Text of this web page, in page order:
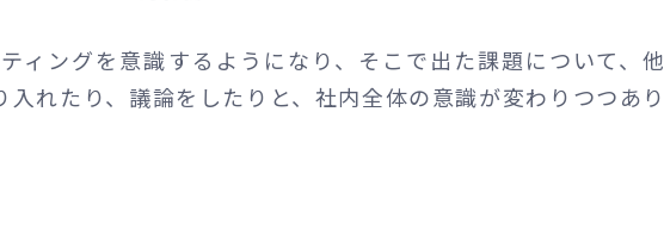
ィングを意識するようになり、そこで出た課題について、他
れたり、議論をしたりと、社内全体の意識が変わりつつあり